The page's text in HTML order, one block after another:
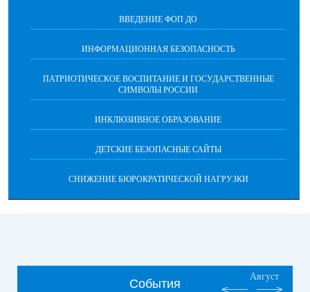
ВВЕДЕНИЕ ФОП ДО
ИНФОРМАЦИОННАЯ БЕЗОПАСНОСТЬ
ПАТРИОТИЧЕСКОЕ ВОСПИТАНИЕ И ГОСУДАРСТВЕННЫЕ
СИМВОЛЫ РОССИИ
ИНКЛЮЗИВНОЕ ОБРАЗОВАНИЕ
ДЕТСКИЕ БЕЗОПАСНЫЕ САЙТЫ
СНИЖЕНИЕ БЮРОКРАТИЧЕСКОЙ НАГРУЗКИ
События
Август